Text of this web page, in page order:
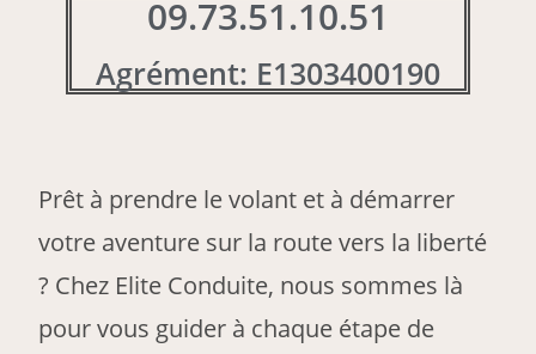
09.73.51.10.51
Agrément: E1303400190
Prêt à prendre le volant et à démarrer
votre aventure sur la route vers la liberté
? Chez Elite Conduite, nous sommes là
pour vous guider à chaque étape de